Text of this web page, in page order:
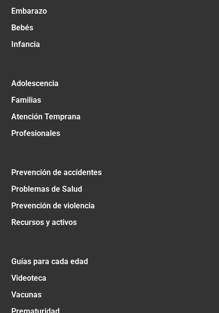
Embarazo
Bebés
Infancia
Adolescencia
Familias
Atención Temprana
Profesionales
Prevención de accidentes
Problemas de Salud
Prevención de violencia
Recursos y activos
Guías para cada edad
Videoteca
Vacunas